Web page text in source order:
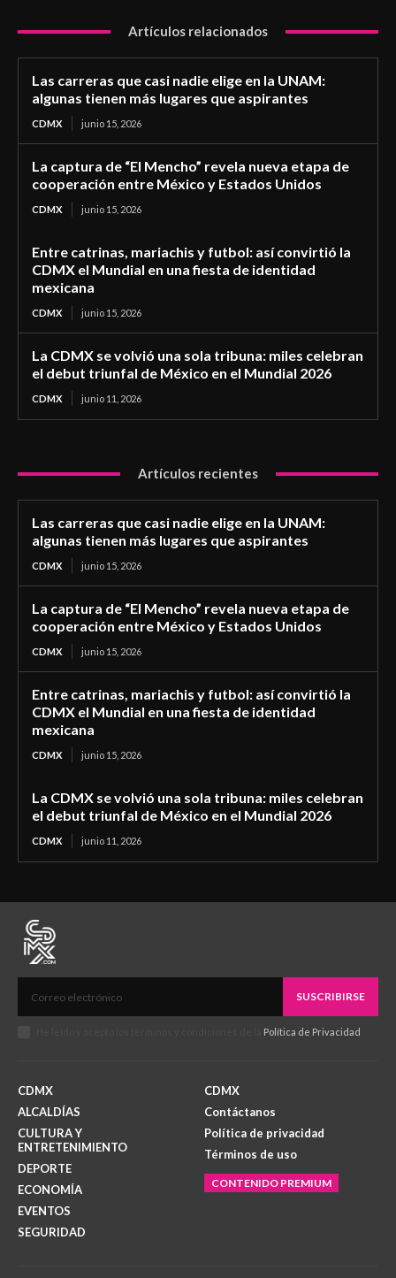
Artículos relacionados
Las carreras que casi nadie elige en la UNAM:
algunas tienen más lugares que aspirantes
CDMX junio 15, 2026
La captura de “El Mencho” revela nueva etapa de
cooperación entre México y Estados Unidos
CDMX junio 15, 2026
Entre catrinas, mariachis y futbol: así convirtió la
CDMX el Mundial en una fiesta de identidad
mexicana
CDMX junio 15, 2026
La CDMX se volvió una sola tribuna: miles celebran
el debut triunfal de México en el Mundial 2026
CDMX junio 11, 2026
Artículos recientes
Las carreras que casi nadie elige en la UNAM:
algunas tienen más lugares que aspirantes
CDMX junio 15, 2026
La captura de “El Mencho” revela nueva etapa de
cooperación entre México y Estados Unidos
CDMX junio 15, 2026
Entre catrinas, mariachis y futbol: así convirtió la
CDMX el Mundial en una fiesta de identidad
mexicana
CDMX junio 15, 2026
La CDMX se volvió una sola tribuna: miles celebran
el debut triunfal de México en el Mundial 2026
CDMX junio 11, 2026
SUSCRIBIRSE
Política de Privacidad
CDMX
ALCALDÍAS
CULTURA Y
ENTRETENIMIENTO
DEPORTE
ECONOMÍA
EVENTOS
SEGURIDAD
CDMX
Contáctanos
Política de privacidad
Términos de uso
CONTENIDO PREMIUM